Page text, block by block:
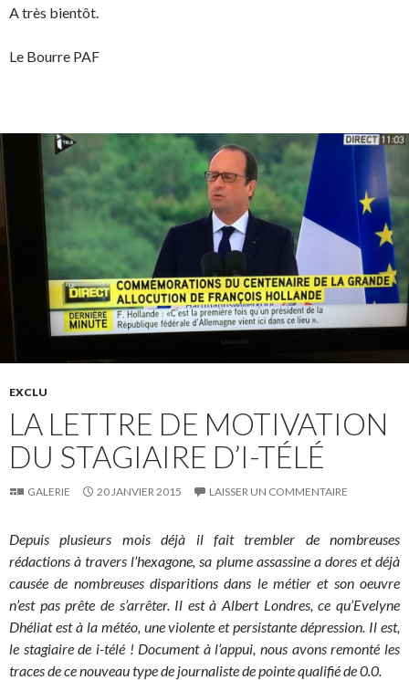
A très bientôt.
Le Bourre PAF
EXCLU
LA LETTRE DE MOTIVATION
DU STAGIAIRE D’I-TÉLÉ
GALERIE 20 JANVIER 2015 LAISSER UN COMMENTAIRE
Depuis plusieurs mois déjà il fait trembler de nombreuses
rédactions à travers l’hexagone, sa plume assassine a dores et déjà
causée de nombreuses disparitions dans le métier et son oeuvre
n’est pas prête de s’arrêter. Il est à Albert Londres, ce qu’Evelyne
Dhéliat est à la météo, une violente et persistante dépression. Il est,
le stagiaire de i-télé ! Document à l’appui, nous avons remonté les
traces de ce nouveau type de journaliste de pointe qualifié de 0.0.